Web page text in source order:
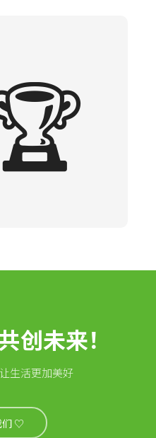
创未来！
生活更加美好
们 ♡